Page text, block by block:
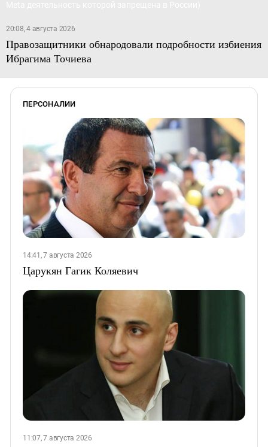
20:08, 4 августа 2026
Правозащитники обнародовали подробности избиения
Ибрагима Точиева
ПЕРСОНАЛИИ
14:41, 7 августа 2026
Царукян Гагик Коляевич
11:07, 7 августа 2026